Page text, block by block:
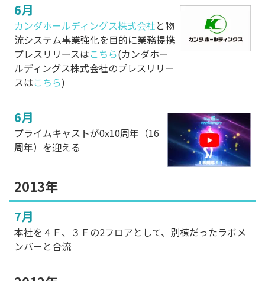
6月
カンダホールディングス株式会社と物
流システム事業強化を目的に業務提携
プレスリリースはこちら(カンダホー
ルディングス株式会社のプレスリリー
スはこちら)
6月
プライムキャストが0x10周年（16
周年）を迎える
2013年
7月
本社を４Ｆ、３Ｆの2フロアとして、別棟だったラボメ
ンバーと合流